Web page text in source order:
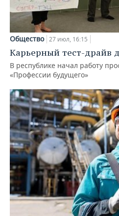
Общество 27 июл, 16:15
Карьерный тест-драйв
В республике начал работу
«Профессии будущего»